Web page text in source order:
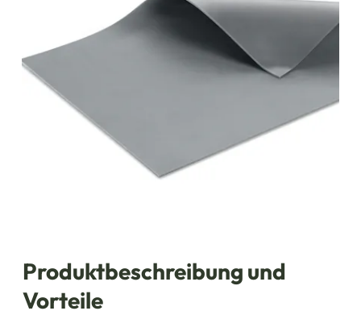
Produktbeschreibung und
Vorteile